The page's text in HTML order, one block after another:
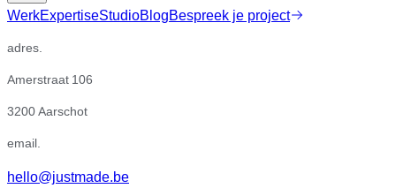
WerkExpertiseStudioBlogBespreek je project
adres.
Amerstraat 106
3200 Aarschot
email.
hello@justmade.be